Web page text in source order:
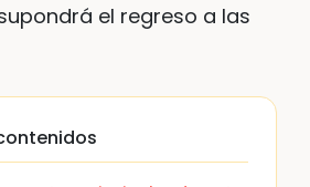
el regreso a las